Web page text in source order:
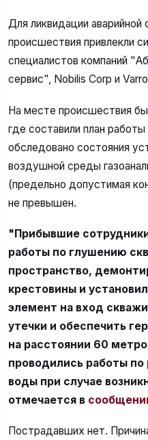
Для ликвидации аварийной
происшествия привлекли
специалистов компаний
сервис", Nobilis Corp и
На месте происшествия
где составили план
обследовано состояния
воздушной среды
(предельно допустимая
не превышен.
"Прибывшие
работы по глушению
пространство,
крестовины и
элемент на вход
утечки и обеспечить
на расстоянии 60
проводились работы
воды при случае
отмечается в
Пострадавших нет.